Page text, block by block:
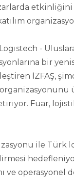
-
bir
İZFAŞ,
Fuar,
ile
operasyonel